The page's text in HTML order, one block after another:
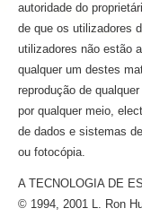
autoridade do
de que os utilizadores
utilizadores não estão
qualquer um destes
reprodução de
por qualquer meio,
de dados e sistemas
ou fotocópia.
A TECNOLOGIA DE
© 1994, 2001 L. Ron